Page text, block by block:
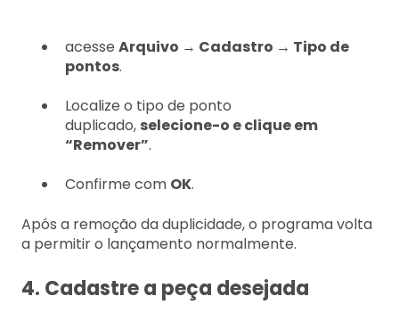
acesse Arquivo → Cadastro → Tipo de
pontos.
Localize o tipo de ponto
duplicado, selecione-o e clique em
“Remover”.
Confirme com OK.
Após a remoção da duplicidade, o programa volta
a permitir o lançamento normalmente.
4. Cadastre a peça desejada